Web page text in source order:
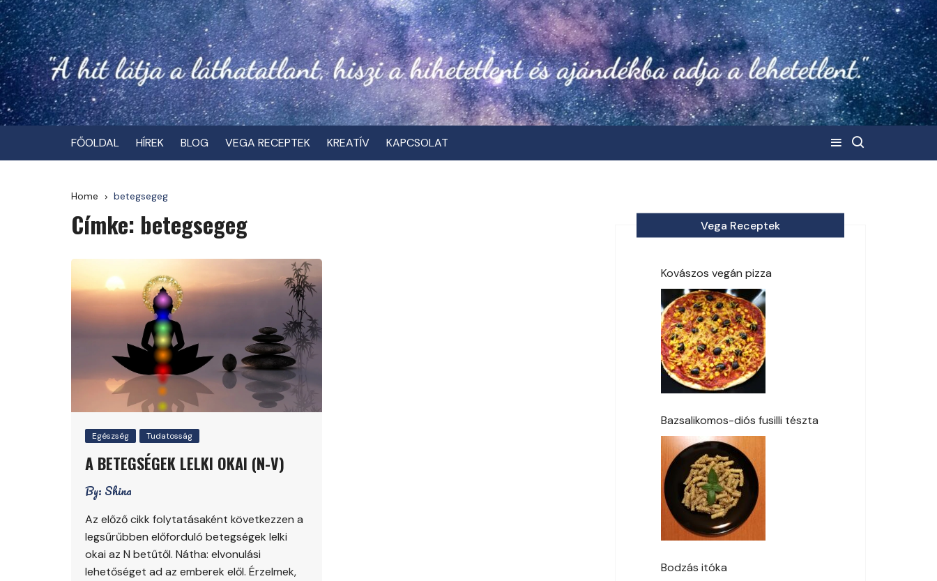
Skip
to
content
FŐOLDAL HÍREK BLOG VEGA RECEPTEK KREATÍV KAPCSOLAT
Home betegsegeg
Címke: betegsegeg
Egészség Tudatosság
A BETEGSÉGEK LELKI OKAI (N-V)
By: Shina
Az előző cikk folytatásaként következzen a
legsűrűbben előforduló betegségek lelki
okai az N betűtől. Nátha: elvonulási
lehetőséget ad az emberek elől. Érzelmek,
Vega Receptek
Kovászos vegán pizza
Bazsalikomos-diós fusilli tészta
Bodzás itóka